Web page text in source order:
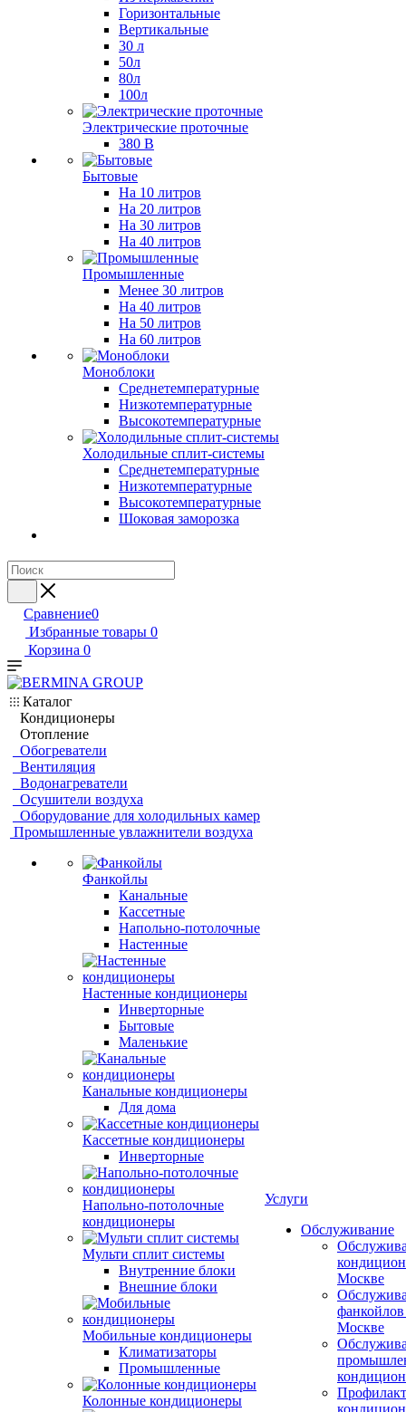
Горизонтальные
Вертикальные
30 л
50л
80л
100л
Электрические проточные
380 В
Бытовые
На 10 литров
На 20 литров
На 30 литров
На 40 литров
Промышленные
Менее 30 литров
На 40 литров
На 50 литров
На 60 литров
Моноблоки
Среднетемпературные
Низкотемпературные
Высокотемпературные
Холодильные сплит-системы
Среднетемпературные
Низкотемпературные
Высокотемпературные
Шоковая заморозка
Сравнение0
Избранные товары 0
Корзина 0
Каталог
Кондиционеры
Отопление
Обогреватели
Вентиляция
Водонагреватели
Осушители воздуха
Оборудование для холодильных камер
Промышленные увлажнители воздуха
Фанкойлы
Канальные
Кассетные
Напольно-потолочные
Настенные
Настенные кондиционеры
Инверторные
Бытовые
Маленькие
Канальные кондиционеры
Для дома
Кассетные кондиционеры
Инверторные
Напольно-потолочные
кондиционеры
Мульти сплит системы
Внутренние блоки
Внешние блоки
Мобильные кондиционеры
Климатизаторы
Промышленные
Колонные кондиционеры
Услуги
Обслуживание
Москве
Москве